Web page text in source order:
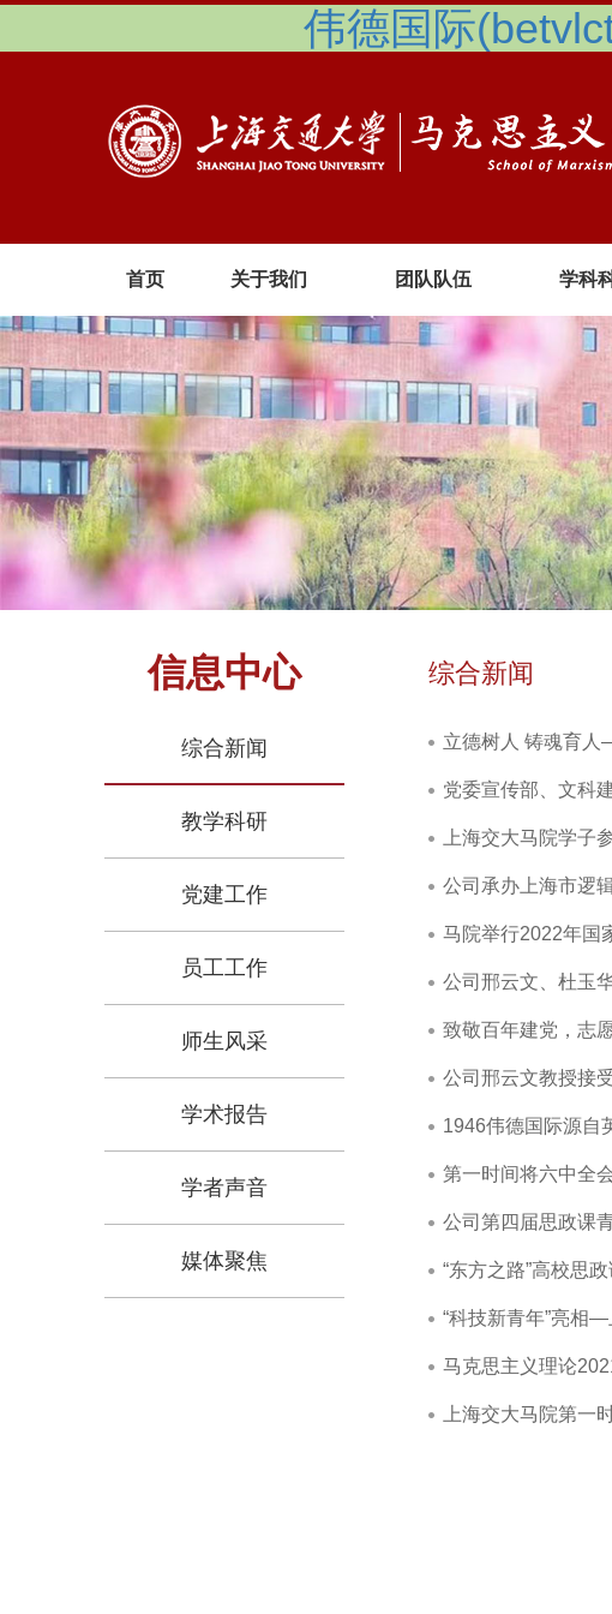
伟德国际
首页 关于我们 团队队伍 学科
信息中心
综合新闻
教学科研
党建工作
员工工作
师生风采
学术报告
学者声音
媒体聚焦
综合新闻
立德树人 铸魂育
党委宣传部、文科
上海交大马院学子
公司承办上海市逻
马院举行2022年国
公司邢云文、杜玉
致敬百年建党，志
公司邢云文教授接
1946伟德国际源自
第一时间将六中全
公司第四届思政课
“东方之路”高校思
“科技新青年”亮相
马克思主义理论
上海交大马院第一